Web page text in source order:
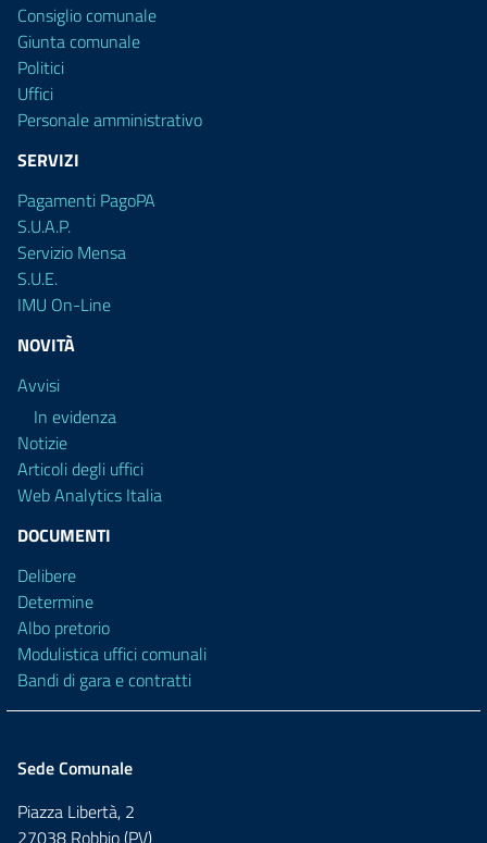
Consiglio comunale
Giunta comunale
Politici
Uffici
Personale amministrativo
SERVIZI
Pagamenti PagoPA
S.U.A.P.
Servizio Mensa
S.U.E.
IMU On-Line
NOVITÀ
Avvisi
In evidenza
Notizie
Articoli degli uffici
Web Analytics Italia
DOCUMENTI
Delibere
Determine
Albo pretorio
Modulistica uffici comunali
Bandi di gara e contratti
Sede Comunale
Piazza Libertà, 2
27038 Robbio (PV)